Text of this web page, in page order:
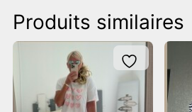
Produits similaires